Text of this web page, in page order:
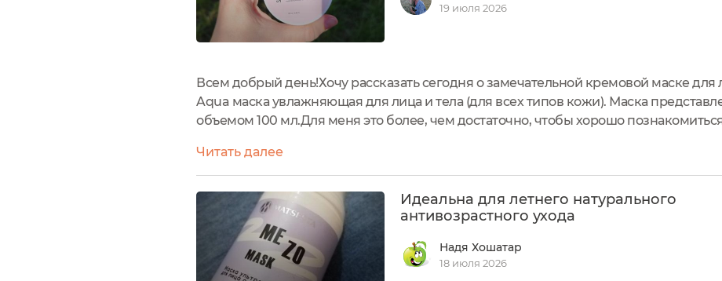
19 июля 2026
Всем добрый день!Хочу рассказать сегодня о замечательной кремовой маске для
Aqua маска увлажняющая для лица и тела (для всех типов кожи). Маска
объемом 100 мл.Для меня это более, чем достаточно, чтобы хорошо
всей семьей (шутка)....
Читать далее
Идеальна для летнего натурального
антивозрастного ухода
Надя Хошатар
18 июля 2026